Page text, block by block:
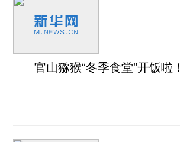
官山猕猴“冬季食堂”开饭啦！